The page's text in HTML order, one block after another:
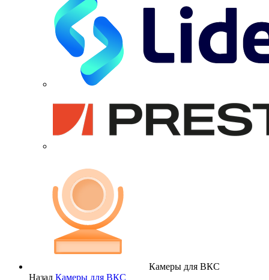
Камеры для ВКС
Назад Камеры для ВКС